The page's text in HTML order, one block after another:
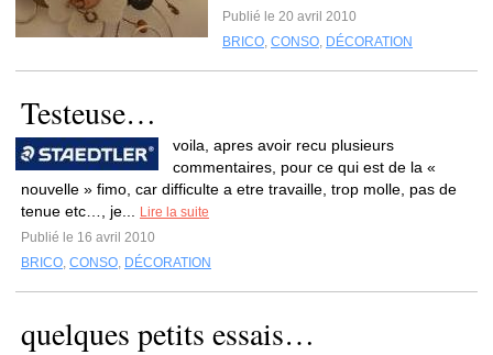
Publié le 20 avril 2010
BRICO, CONSO, DÉCORATION
Testeuse…
voila, apres avoir recu plusieurs
commentaires, pour ce qui est de la «
nouvelle » fimo, car difficulte a etre travaille, trop molle, pas de
tenue etc…, je...
Lire la suite
Publié le 16 avril 2010
BRICO, CONSO, DÉCORATION
quelques petits essais…